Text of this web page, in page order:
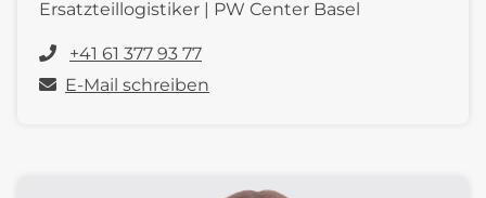
Ersatzteillogistiker | PW Center Basel
+41 61 377 93 77
E-Mail schreiben